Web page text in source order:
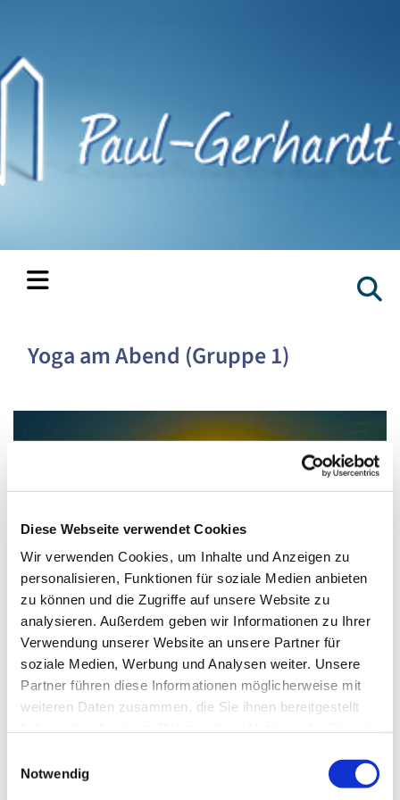
Diese Webseite verwendet Cookies
Wir verwenden Cookies, um Inhalte und Anzeigen zu
personalisieren, Funktionen für soziale Medien anbieten
zu können und die Zugriffe auf unsere Website zu
analysieren. Außerdem geben wir Informationen zu Ihrer
Verwendung unserer Website an unsere Partner für
soziale Medien, Werbung und Analysen weiter. Unsere
Partner führen diese Informationen möglicherweise mit
weiteren Daten zusammen, die Sie ihnen bereitgestellt
Notwendig
Yoga am Abend (Gruppe 1)
Montag, 5. Juli 2027, 18:00 - 19:15 Uhr
Gemeindesaal, Ivensring 9, 24149 Kiel